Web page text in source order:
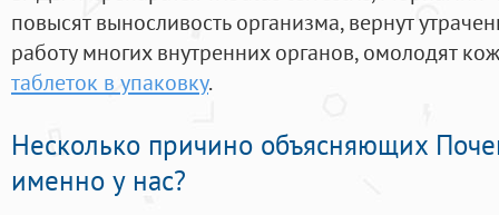
повысят выносливость организма, вернут
работу многих внутренних органов, омолодят
таблеток в упаковку.
Несколько причино объясняющих
именно у нас?